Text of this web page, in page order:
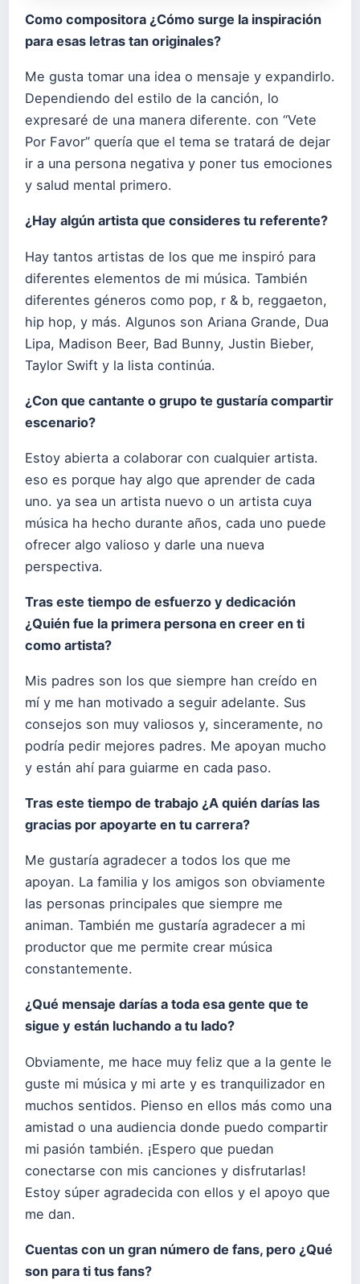
Como compositora ¿Cómo surge la inspiración
para esas letras tan originales?
Me gusta tomar una idea o mensaje y expandirlo.
Dependiendo del estilo de la canción, lo
expresaré de una manera diferente. con “Vete
Por Favor” quería que el tema se tratará de dejar
ir a una persona negativa y poner tus emociones
y salud mental primero.
¿Hay algún artista que consideres tu referente?
Hay tantos artistas de los que me inspiró para
diferentes elementos de mi música. También
diferentes géneros como pop, r & b, reggaeton,
hip hop, y más. Algunos son Ariana Grande, Dua
Lipa, Madison Beer, Bad Bunny, Justin Bieber,
Taylor Swift y la lista continúa.
¿Con que cantante o grupo te gustaría compartir
escenario?
Estoy abierta a colaborar con cualquier artista.
eso es porque hay algo que aprender de cada
uno. ya sea un artista nuevo o un artista cuya
música ha hecho durante años, cada uno puede
ofrecer algo valioso y darle una nueva
perspectiva.
Tras este tiempo de esfuerzo y dedicación
¿Quién fue la primera persona en creer en ti
como artista?
Mis padres son los que siempre han creído en
mí y me han motivado a seguir adelante. Sus
consejos son muy valiosos y, sinceramente, no
podría pedir mejores padres. Me apoyan mucho
y están ahí para guiarme en cada paso.
Tras este tiempo de trabajo ¿A quién darías las
gracias por apoyarte en tu carrera?
Me gustaría agradecer a todos los que me
apoyan. La familia y los amigos son obviamente
las personas principales que siempre me
animan. También me gustaría agradecer a mi
productor que me permite crear música
constantemente.
¿Qué mensaje darías a toda esa gente que te
sigue y están luchando a tu lado?
Obviamente, me hace muy feliz que a la gente le
guste mi música y mi arte y es tranquilizador en
muchos sentidos. Pienso en ellos más como una
amistad o una audiencia donde puedo compartir
mi pasión también. ¡Espero que puedan
conectarse con mis canciones y disfrutarlas!
Estoy súper agradecida con ellos y el apoyo que
me dan.
Cuentas con un gran número de fans, pero ¿Qué
son para ti tus fans?